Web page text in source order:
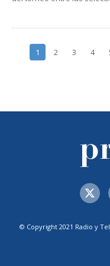
1 2 3 4
© Copyright 2021 Radio y